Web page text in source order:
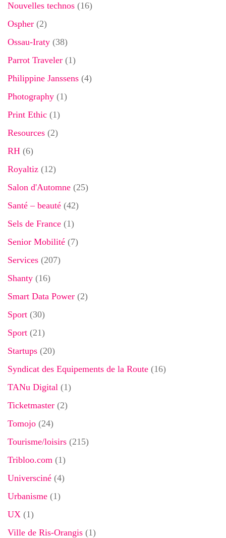
Nouvelles technos (16)
Ospher (2)
Ossau-Iraty (38)
Parrot Traveler (1)
Philippine Janssens (4)
Photography (1)
Print Ethic (1)
Resources (2)
RH (6)
Royaltiz (12)
Salon d'Automne (25)
Santé – beauté (42)
Sels de France (1)
Senior Mobilité (7)
Services (207)
Shanty (16)
Smart Data Power (2)
Sport (30)
Sport (21)
Startups (20)
Syndicat des Equipements de la Route (16)
TANu Digital (1)
Ticketmaster (2)
Tomojo (24)
Tourisme/loisirs (215)
Tribloo.com (1)
Universciné (4)
Urbanisme (1)
UX (1)
Ville de Ris-Orangis (1)